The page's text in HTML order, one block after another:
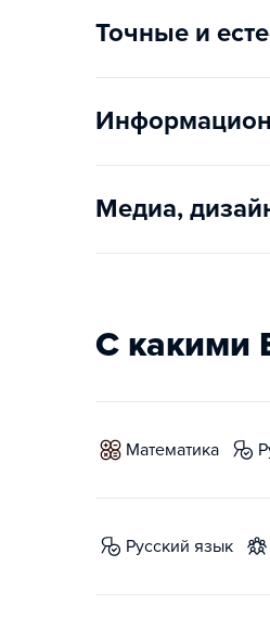
Точные и
Медиа,
С какими
математика
русский язык